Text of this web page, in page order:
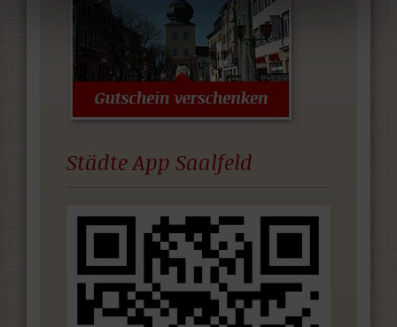
Städte App Saalfeld